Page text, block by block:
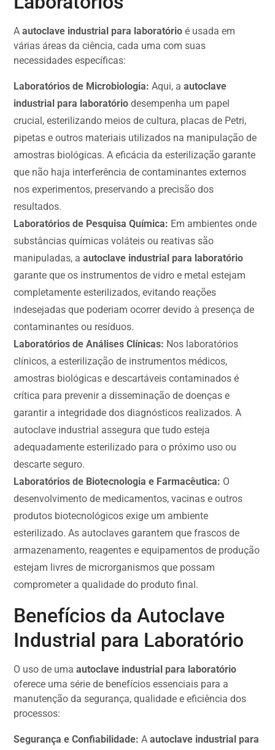
Aautoclave industrial para laboratório é usada em
várias áreas da ciência, cada uma com suas
necessidades específicas:
Laboratórios de Microbiologia: Aqui, aautoclave
industrial para laboratório desempenha um papel
crucial, esterilizando meios de cultura, placas de Petri,
pipetas e outros materiais utilizados na manipulação de
amostras biológicas. A eficácia da esterilização garante
que não haja interferência de contaminantes externos
nos experimentos, preservando a precisão dos
resultados.
Laboratórios de Pesquisa Química: Em ambientes onde
substâncias químicas voláteis ou reativas são
manipuladas, aautoclave industrial para laboratório
garante que os instrumentos de vidro e metal estejam
completamente esterilizados, evitando reações
indesejadas que poderiam ocorrer devido à presença de
contaminantes ou resíduos.
Laboratórios de Análises Clínicas: Nos laboratórios
clínicos, a esterilização de instrumentos médicos,
amostras biológicas e descartáveis contaminados é
crítica para prevenir a disseminação de doenças e
garantir a integridade dos diagnósticos realizados. A
autoclave industrial assegura que tudo esteja
adequadamente esterilizado para o próximo uso ou
descarte seguro.
Laboratórios de Biotecnologia e Farmacêutica: O
desenvolvimento de medicamentos, vacinas e outros
produtos biotecnológicos exige um ambiente
esterilizado. As autoclaves garantem que frascos de
armazenamento, reagentes e equipamentos de produção
estejam livres de microrganismos que possam
comprometer a qualidade do produto final.
Benefícios da Autoclave
Industrial para Laboratório
O uso de umaautoclave industrial para laboratório
oferece uma série de benefícios essenciais para a
manutenção da segurança, qualidade e eficiência dos
processos:
Segurança e Confiabilidade: Aautoclave industrial para